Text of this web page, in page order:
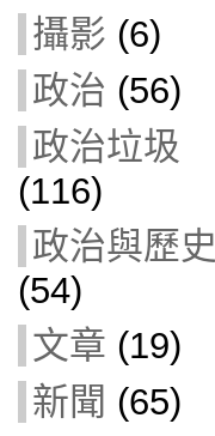
攝影 (6)
政治 (56)
政治垃圾
(116)
政治與歷史
(54)
文章 (19)
新聞 (65)